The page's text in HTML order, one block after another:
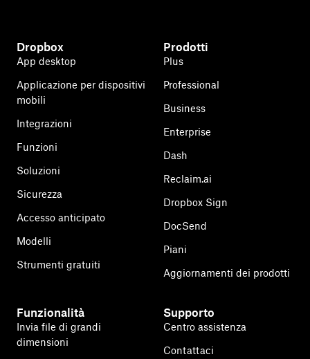
Dropbox
App desktop
Applicazione per dispositivi
mobili
Integrazioni
Funzioni
Soluzioni
Sicurezza
Accesso anticipato
Modelli
Strumenti gratuiti
Prodotti
Plus
Professional
Business
Enterprise
Dash
Reclaim.ai
Dropbox Sign
DocSend
Piani
Aggiornamenti dei prodotti
Funzionalità
Invia file di grandi
dimensioni
Supporto
Centro assistenza
Contattaci